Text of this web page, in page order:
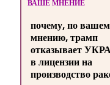
ВАШЕ МНЕНИЕ
почему, по
мнению, трамп
отказывает
в лицензии на
производство